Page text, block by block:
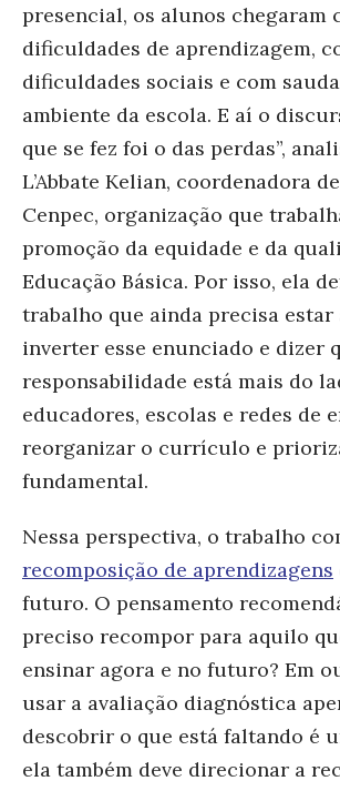
presencial, os alunos chegaram
dificuldades de aprendizagem,
dificuldades sociais e com
ambiente da escola. E aí o
que se fez foi o das perdas”,
L’Abbate Kelian, coordenadora
Cenpec, organização que
promoção da equidade e da
Educação Básica. Por isso, ela
trabalho que ainda precisa estar
inverter esse enunciado e dizer
responsabilidade está mais do
educadores, escolas e redes de
reorganizar o currículo e
fundamental.
Nessa perspectiva, o trabalho
recomposição de aprendizagens
futuro. O pensamento
preciso recompor para aquilo
ensinar agora e no futuro? Em
usar a avaliação diagnóstica
descobrir o que está faltando é
ela também deve direcionar a